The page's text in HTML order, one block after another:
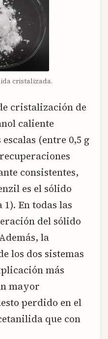
cristalizada.
cristalización de
caliente
(entre 0,5 g
consistentes,
es el sólido
En todas las
del sólido
la
los dos sistemas
más
mayor
perdido en el
que con